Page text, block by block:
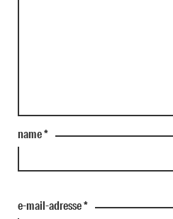
name*
e-mail-adresse*